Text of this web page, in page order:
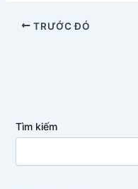
TRƯỚC ĐÓ
Tìm kiếm